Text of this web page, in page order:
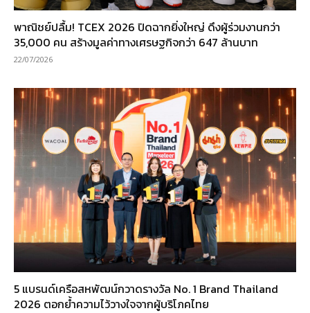
พาณิชย์ปลื้ม! TCEX 2026 ปิดฉากยิ่งใหญ่ ดึงผู้ร่วมงานกว่า
35,000 คน สร้างมูลค่าทางเศรษฐกิจกว่า 647 ล้านบาท
22/07/2026
5 แบรนด์เครือสหพัฒน์กวาดรางวัล No. 1 Brand Thailand
2026 ตอกย้ำความไว้วางใจจากผู้บริโภคไทย